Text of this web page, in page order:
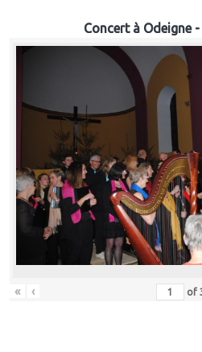
Concert à Odeigne
« ‹ of